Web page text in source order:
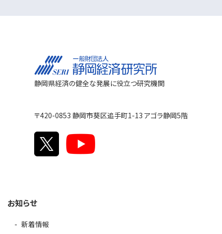
静岡県経済の健全な発展に役立つ研究機関
〒420-0853 静岡市葵区追手町1-13 アゴラ静岡5階
お知らせ
新着情報